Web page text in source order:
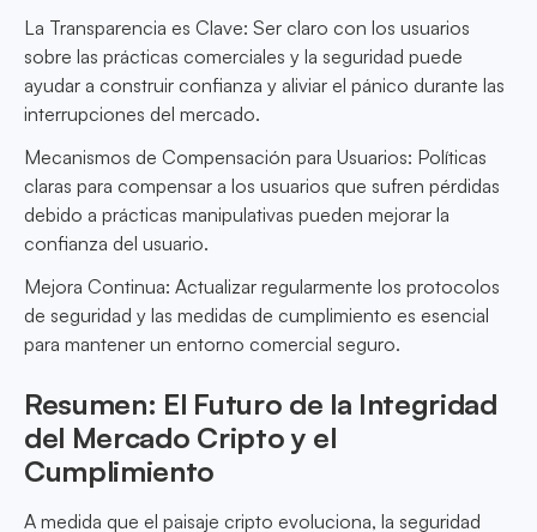
La Transparencia es Clave: Ser claro con los usuarios
sobre las prácticas comerciales y la seguridad puede
ayudar a construir confianza y aliviar el pánico durante las
interrupciones del mercado.
Mecanismos de Compensación para Usuarios: Políticas
claras para compensar a los usuarios que sufren pérdidas
debido a prácticas manipulativas pueden mejorar la
confianza del usuario.
Mejora Continua: Actualizar regularmente los protocolos
de seguridad y las medidas de cumplimiento es esencial
para mantener un entorno comercial seguro.
Resumen: El Futuro de la Integridad
del Mercado Cripto y el
Cumplimiento
A medida que el paisaje cripto evoluciona, la seguridad